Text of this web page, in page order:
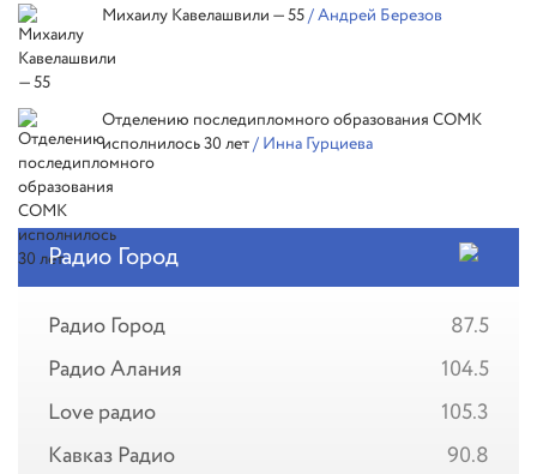
Михаилу Кавелашвили — 55/ Андрей Березов
Отделению последипломного образования СОМК
исполнилось 30 лет/ Инна Гурциева
Радио Город
Радио Город
87.5
Радио Алания
104.5
Love радио
105.3
Кавказ Радио
90.8